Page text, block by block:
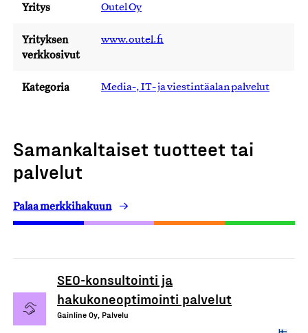
Yritys Outel Oy
Yrityksen
verkkosivut
www.outel.fi
Kategoria Media-, IT- ja viestintäalan palvelut
Samankaltaiset tuotteet tai
palvelut
Palaa merkkihakuun
SEO-konsultointi ja
hakukoneoptimointi palvelut
Gainline Oy, Palvelu